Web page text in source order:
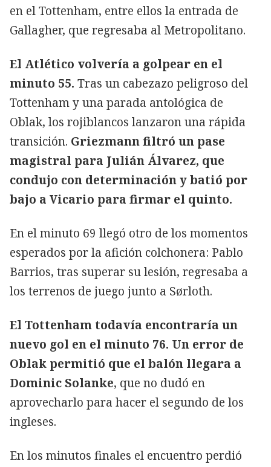
en el Tottenham, entre ellos la entrada de
Gallagher, que regresaba al Metropolitano.
El Atlético volvería a golpear en el
minuto 55. Tras un cabezazo peligroso del
Tottenham y una parada antológica de
Oblak, los rojiblancos lanzaron una rápida
transición. Griezmann filtró un pase
magistral para Julián Álvarez, que
condujo con determinación y batió por
bajo a Vicario para firmar el quinto.
En el minuto 69 llegó otro de los momentos
esperados por la afición colchonera: Pablo
Barrios, tras superar su lesión, regresaba a
los terrenos de juego junto a Sørloth.
El Tottenham todavía encontraría un
nuevo gol en el minuto 76. Un error de
Oblak permitió que el balón llegara a
Dominic Solanke, que no dudó en
aprovecharlo para hacer el segundo de los
ingleses.
En los minutos finales el encuentro perdió